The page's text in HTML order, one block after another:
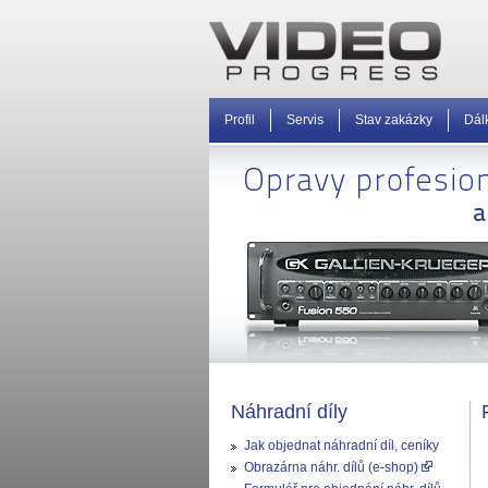
Profil Servis Stav zakázky
Náhradní díly
Jak objednat náhradní díl, ceníky
Obrazárna náhr. dílů (e-shop)